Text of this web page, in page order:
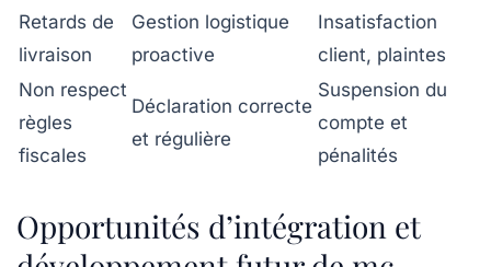
Retards de
livraison
Gestion logistique
proactive
Insatisfaction
client, plaintes
Non respect
règles
fiscales
Déclaration correcte
et régulière
Suspension du
compte et
pénalités
Opportunités d’intégration et